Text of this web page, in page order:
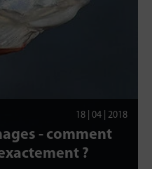
18 | 04 | 2018
- comment
?